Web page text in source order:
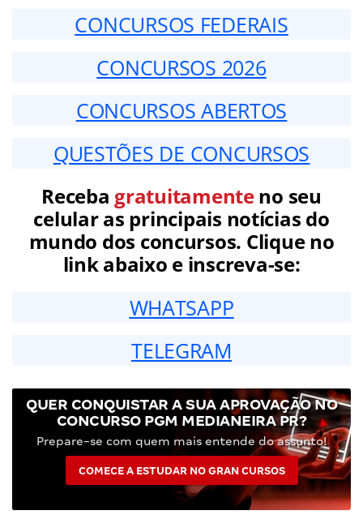
CONCURSOS FEDERAIS
CONCURSOS 2026
CONCURSOS ABERTOS
QUESTÕES DE CONCURSOS
Receba gratuitamenteno seu
celular as principais notícias do
mundo dos concursos. Clique no
link abaixo e inscreva-se:
WHATSAPP
TELEGRAM
QUER CONQUISTAR A SUA APROVAÇÃO NO
CONCURSO PGM MEDIANEIRA PR?
Prepare-se com quem mais entende do assunto!
COMECE A ESTUDAR NO GRAN CURSOS